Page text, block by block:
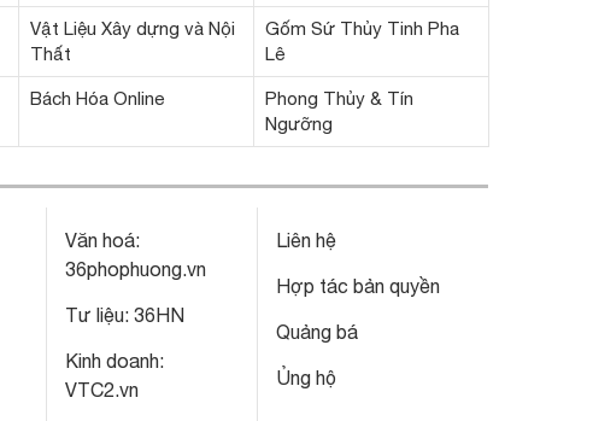
Vật Liệu Xây dựng và Nội
Thất
Gốm Sứ Thủy Tinh Pha
Lê
Bách Hóa Online
Phong Thủy & Tín
Ngưỡng
Văn hoá:
36phophuong.vn
Tư liệu: 36HN
Kinh doanh:
VTC2.vn
Liên hệ
Hợp tác bản quyền
Quảng bá
Ủng hộ